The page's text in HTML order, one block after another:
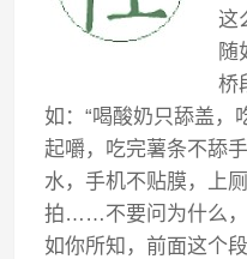
这
随
桥
如：“喝酸奶只舔盖，
起嚼，吃完薯条不舔
水，手机不贴膜，上
拍……不要问为什么
如你所知，前面这个